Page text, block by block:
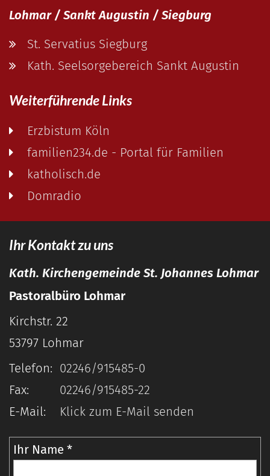
Lohmar / Sankt Augustin / Siegburg
St. Servatius Siegburg
Kath. Seelsorgebereich Sankt Augustin
Weiterführende Links
Erzbistum Köln
familien234.de - Portal für Familien
katholisch.de
Domradio
Ihr Kontakt zu uns
Kath. Kirchengemeinde St. Johannes Lohmar
Pastoralbüro Lohmar
Kirchstr. 22
53797 Lohmar
Telefon: 02246/915485-0
Fax:
02246/915485-22
E-Mail:
Klick zum E-Mail senden
Ihr Name *